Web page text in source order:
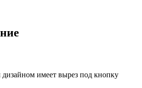
имеет вырез под кнопку